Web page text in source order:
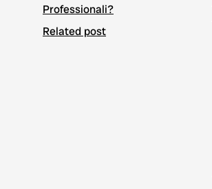
Professionali?
Related post